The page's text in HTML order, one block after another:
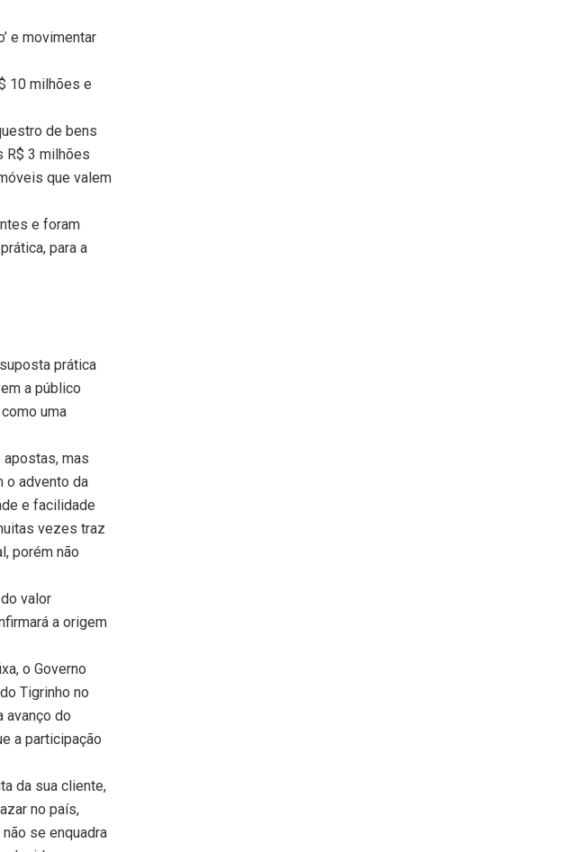
e movimentar
10 milhões e
de bens
R$ 3 milhões
que valem
e foram
para a
prática
a público
uma
mas
o advento da
e facilidade
vezes traz
porém não
valor
a origem
o Governo
Tigrinho no
avanço do
a participação
da sua cliente,
no país,
se enquadra